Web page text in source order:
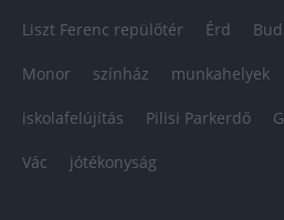
Liszt Ferenc repülőtér Érd
Monor színház munkahelyek
iskolafelújítás Pilisi Parkerdő
Vác jótékonyság